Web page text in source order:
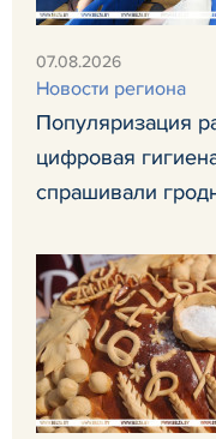
07.08.2026
Новости региона
Популяризация
цифровая
спрашивали